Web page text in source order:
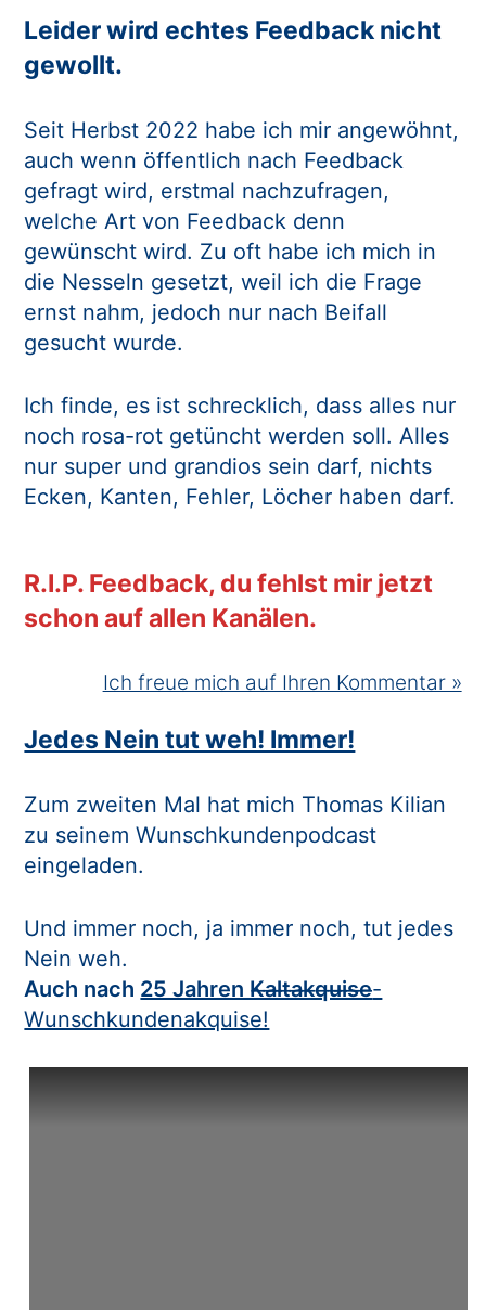
Leider wird echtes Feedback nicht
gewollt.
Seit Herbst 2022 habe ich mir angewöhnt,
auch wenn öffentlich nach Feedback
gefragt wird, erstmal nachzufragen,
welche Art von Feedback denn
gewünscht wird. Zu oft habe ich mich in
die Nesseln gesetzt, weil ich die Frage
ernst nahm, jedoch nur nach Beifall
gesucht wurde.
Ich finde, es ist schrecklich, dass alles nur
noch rosa-rot getüncht werden soll. Alles
nur super und grandios sein darf, nichts
Ecken, Kanten, Fehler, Löcher haben darf.
R.I.P. Feedback, du fehlst mir jetzt
schon auf allen Kanälen.
Ich freue mich auf Ihren Kommentar »
Jedes Nein tut weh! Immer!
Zum zweiten Mal hat mich Thomas Kilian
zu seinem Wunschkundenpodcast
eingeladen.
Und immer noch, ja immer noch, tut jedes
Nein weh.
Auch nach 25 Jahren K̶a̶l̶t̶a̶k̶q̶u̶i̶s̶e̶-
Wunschkundenakquise!